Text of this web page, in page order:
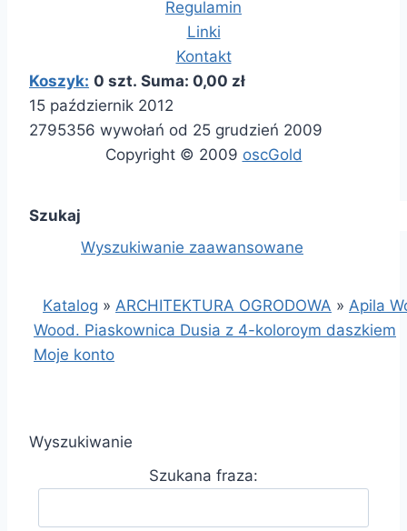
Regulamin
Linki
Kontakt
Koszyk: 0 szt. Suma: 0,00 zł
15 październik 2012
2795356 wywołań od 25 grudzień 2009
Copyright © 2009 oscGold
Szukaj
Wyszukiwanie zaawansowane
Katalog » ARCHITEKTURA OGRODOWA » Apila
Wood. Piaskownica Dusia z 4-koloroym daszkiem
Moje konto
Wyszukiwanie
Szukana fraza: